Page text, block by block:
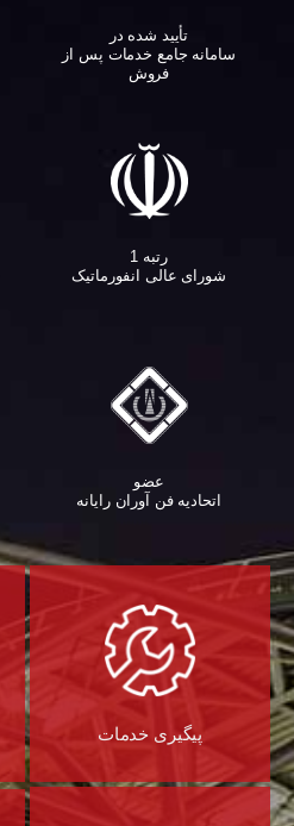
تأیید شده در
سامانه جامع خدمات پس از
فروش
رتبه 1
شورای عالی انفورماتیک
عضو
اتحادیه فن آوران رایانه
پیگیری خدمات